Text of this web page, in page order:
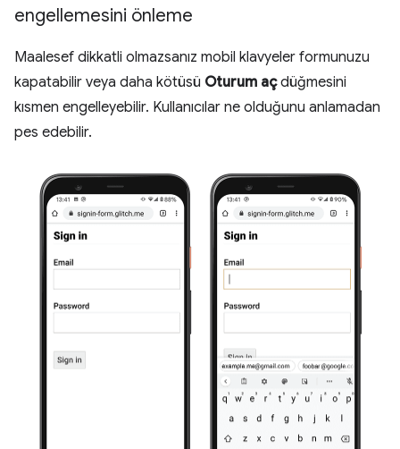
engellemesini önleme
Maalesef dikkatli olmazsanız mobil klavyeler formunuzu
kapatabilir veya daha kötüsü Oturum açdüğmesini
kısmen engelleyebilir. Kullanıcılar ne olduğunu anlamadan
pes edebilir.